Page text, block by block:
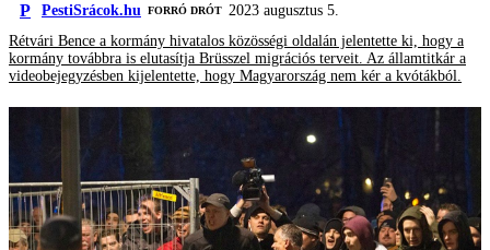
P PestiSrácok.hu FORRÓ DRÓT 2023 augusztus 5.
Rétvári Bence a kormány hivatalos közösségi oldalán jelentette ki, hogy a
kormány továbbra is elutasítja Brüsszel migrációs terveit. Az államtitkár a
videobejegyzésben kijelentette, hogy Magyarország nem kér a kvótákból.